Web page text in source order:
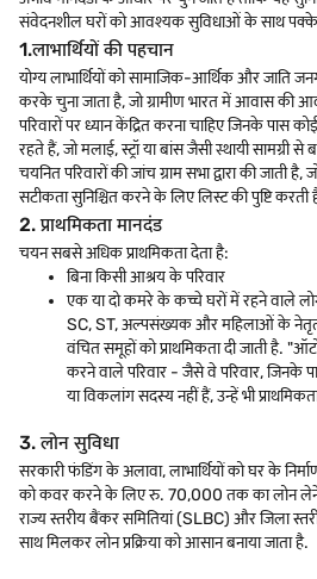
संवेदनशील घरों को आवश्यक सुविधाओं के साथ पक्के
1.लाभार्थियों की पहचान
योग्य लाभार्थियों को सामाजिक-आर्थिक और जाति
करके चुना जाता है, जो ग्रामीण भारत में आवास की
परिवारों पर ध्यान केंद्रित करना चाहिए जिनके पास
रहते हैं, जो मलाई, स्ट्रॉ या बांस जैसी स्थायी सामग्री से
चयनित परिवारों की जांच ग्राम सभा द्वारा की जाती है,
सटीकता सुनिश्चित करने के लिए लिस्ट की पुष्टि करती
2. प्राथमिकता मानदंड
चयन सबसे अधिक प्राथमिकता देता है:
बिना किसी आश्रय के परिवार
एक या दो कमरे के कच्चे घरों में रहने वाले
SC, ST, अल्पसंख्यक और महिलाओं के
वंचित समूहों को प्राथमिकता दी जाती है.
करने वाले परिवार - जैसे वे परिवार, जिनके
या विकलांग सदस्य नहीं हैं, उन्हें भी
3. लोन सुविधा
सरकारी फंडिंग के अलावा, लाभार्थियों को घर के
को कवर करने के लिए रु. 70,000 तक का लोन लेने
राज्य स्तरीय बैंकर समितियां (SLBC) और जिला
साथ मिलकर लोन प्रक्रिया को आसान बनाया जाता है.